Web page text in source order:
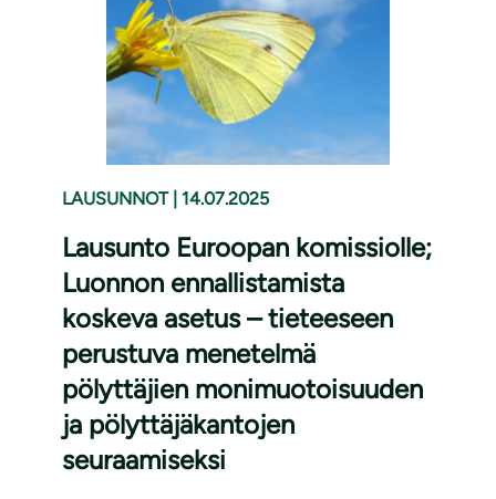
LAUSUNNOT 14.07.2025
Lausunto Euroopan komissiolle;
Luonnon ennallistamista
koskeva asetus – tieteeseen
perustuva menetelmä
pölyttäjien monimuotoisuuden
ja pölyttäjäkantojen
seuraamiseksi